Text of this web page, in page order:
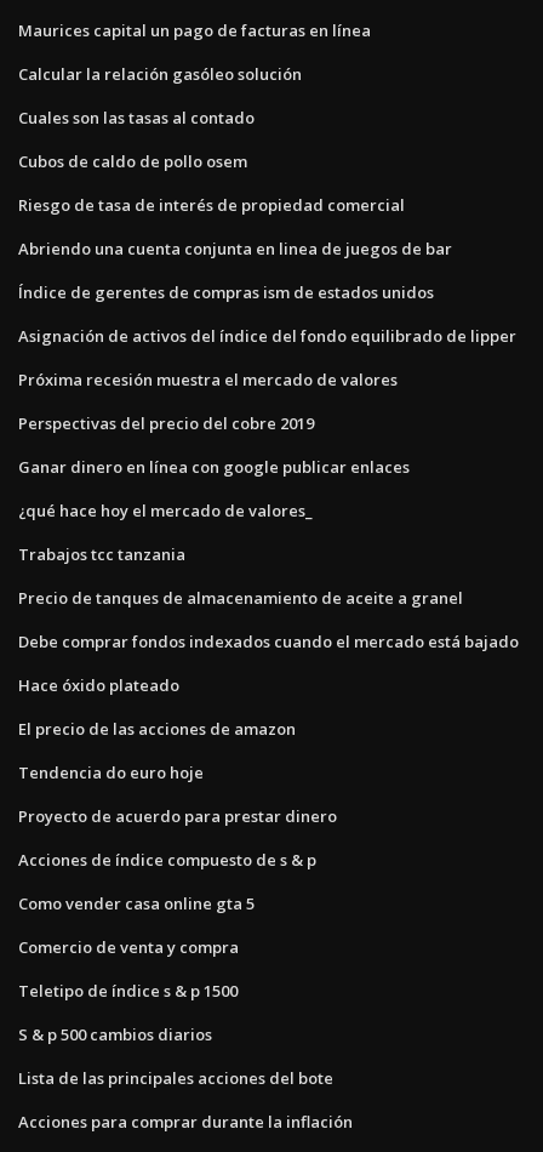
Maurices capital un pago de facturas en línea
Calcular la relación gasóleo solución
Cuales son las tasas al contado
Cubos de caldo de pollo osem
Riesgo de tasa de interés de propiedad comercial
Abriendo una cuenta conjunta en linea de juegos de bar
Índice de gerentes de compras ism de estados unidos
Asignación de activos del índice del fondo equilibrado de lipper
Próxima recesión muestra el mercado de valores
Perspectivas del precio del cobre 2019
Ganar dinero en línea con google publicar enlaces
¿qué hace hoy el mercado de valores_
Trabajos tcc tanzania
Precio de tanques de almacenamiento de aceite a granel
Debe comprar fondos indexados cuando el mercado está bajado
Hace óxido plateado
El precio de las acciones de amazon
Tendencia do euro hoje
Proyecto de acuerdo para prestar dinero
Acciones de índice compuesto de s & p
Como vender casa online gta 5
Comercio de venta y compra
Teletipo de índice s & p 1500
S & p 500 cambios diarios
Lista de las principales acciones del bote
Acciones para comprar durante la inflación